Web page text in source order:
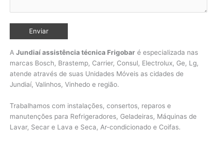
A Jundiaí assistência técnica Frigobar é especializada nas
marcas Bosch, Brastemp, Carrier, Consul, Electrolux, Ge, Lg,
atende através de suas Unidades Móveis as cidades de
Jundiaí, Valinhos, Vinhedo e região.
Trabalhamos com instalações, consertos, reparos e
manutenções para Refrigeradores, Geladeiras, Máquinas de
Lavar, Secar e Lava e Seca, Ar-condicionado e Coifas.